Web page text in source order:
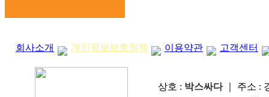
회사소개 개인정보보호정책 이용약관 고객센터
상호 : 박스싸다｜ 주소 :